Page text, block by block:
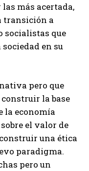
más acertada,
transición a
socialistas que
en su
pero que
la base
la economía
el valor de
una ética
paradigma.
pero un